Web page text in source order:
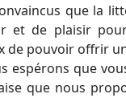
que la
et de plaisir
de pouvoir offrir
espérons que
que nous